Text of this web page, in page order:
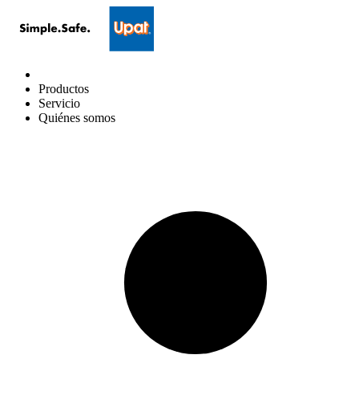
Productos
Servicio
Quiénes somos